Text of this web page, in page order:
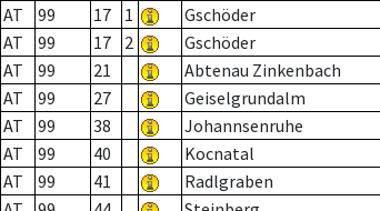
AT
99 17 1 Gschöder
AT
99 17 2 Gschöder
AT
99 21 Abtenau Zinkenbach
AT
99 27 Geiselgrundalm
AT
99 38 Johannsenruhe
AT
99 40 Kocnatal
AT
99 41 Radlgraben